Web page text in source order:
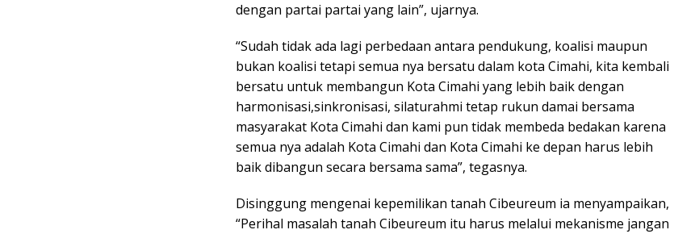
dengan partai partai yang lain”, ujarnya.
“Sudah tidak ada lagi perbedaan antara pendukung, koalisi maupun
bukan koalisi tetapi semua nya bersatu dalam kota Cimahi, kita kembali
bersatu untuk membangun Kota Cimahi yang lebih baik dengan
harmonisasi,sinkronisasi, silaturahmi tetap rukun damai bersama
masyarakat Kota Cimahi dan kami pun tidak membeda bedakan karena
semua nya adalah Kota Cimahi dan Kota Cimahi ke depan harus lebih
baik dibangun secara bersama sama”, tegasnya.
Disinggung mengenai kepemilikan tanah Cibeureum ia menyampaikan,
“Perihal masalah tanah Cibeureum itu harus melalui mekanisme jangan